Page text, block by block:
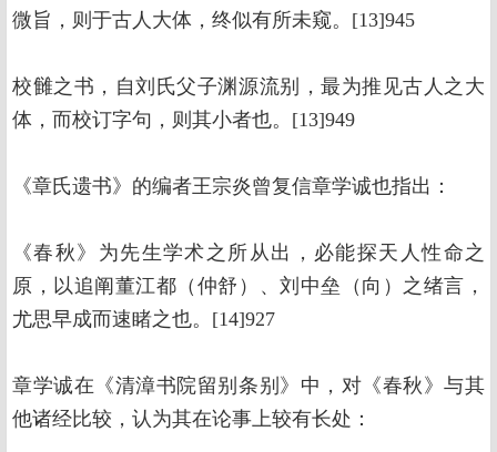
微旨，则于古人大体，终似有所未窥。[13]945
校雠之书，自刘氏父子渊源流别，最为推见古人之大
体，而校订字句，则其小者也。[13]949
《章氏遗书》的编者王宗炎曾复信章学诚也指出：
《春秋》为先生学术之所从出，必能探天人性命之
原，以追阐董江都（仲舒）、刘中垒（向）之绪言，
尤思早成而速睹之也。[14]927
章学诚在《清漳书院留别条别》中，对《春秋》与其
他诸经比较，认为其在论事上较有长处：